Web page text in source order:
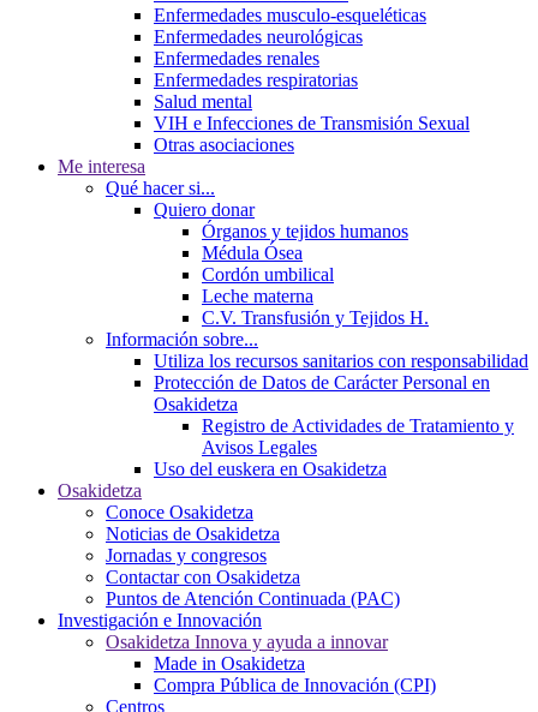
Enfermedades musculo-esqueléticas
Enfermedades neurológicas
Enfermedades renales
Enfermedades respiratorias
Salud mental
VIH e Infecciones de Transmisión Sexual
Otras asociaciones
Me interesa
Qué hacer si...
Quiero donar
Órganos y tejidos humanos
Médula Ósea
Cordón umbilical
Leche materna
C.V. Transfusión y Tejidos H.
Información sobre...
Utiliza los recursos sanitarios con responsabilidad
Protección de Datos de Carácter Personal en
Osakidetza
Registro de Actividades de Tratamiento y
Avisos Legales
Uso del euskera en Osakidetza
Osakidetza
Conoce Osakidetza
Noticias de Osakidetza
Jornadas y congresos
Contactar con Osakidetza
Puntos de Atención Continuada (PAC)
Investigación e Innovación
Osakidetza Innova y ayuda a innovar
Made in Osakidetza
Compra Pública de Innovación (CPI)
Centros